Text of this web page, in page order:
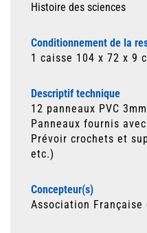
Histoire des sciences
Conditionnement de la
1 caisse 104 x 72 x 9
Descriptif technique
12 panneaux PVC 3mm
Panneaux fournis
Prévoir crochets et
etc.)
Concepteur(s)
Association Française